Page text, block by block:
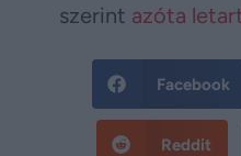
szerint azóta
Facebook
Reddit